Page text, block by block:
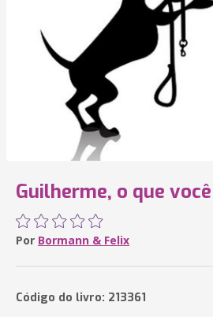
Guilherme, o que
Por Bormann & Felix
Código do livro: 213361